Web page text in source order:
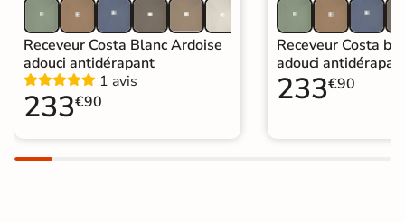
Receveur Costa Blanc Ardoise
adouci antidérapant
1 avis
233€90
Receveur Costa
adouci
233€90